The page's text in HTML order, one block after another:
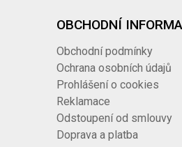
OBCHODNÍ
Obchodní podmínky
Ochrana osobních údajů
Prohlášení o cookies
Reklamace
Odstoupení od smlouvy
Doprava a platba